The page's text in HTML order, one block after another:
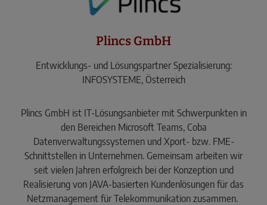
Plincs GmbH
Entwicklungs- und Lösungspartner Spezialisierung:
INFOSYSTEME, Österreich
Plincs GmbH ist IT-Lösungsanbieter mit Schwerpunkten in
den Bereichen Microsoft Teams, Coba
Datenverwaltungssystemen und Xport- bzw. FME-
Schnittstellen in Unternehmen. Gemeinsam arbeiten wir
seit vielen Jahren erfolgreich bei der Konzeption und
Realisierung von JAVA-basierten Kundenlösungen für das
Netzmanagement für Telekommunikation zusammen.